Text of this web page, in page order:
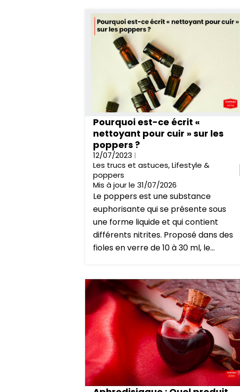
Pourquoi est-ce écrit «
nettoyant pour cuir » sur les
poppers ?
12/07/2023
Les trucs et astuces,Lifestyle &
poppers
Mis à jour le 31/07/2026
Le poppers est une substance
euphorisante qui se présente sous
une forme liquide et qui contient
différents nitrites. Proposé dans des
fioles en verre de 10 à 30 ml, le...